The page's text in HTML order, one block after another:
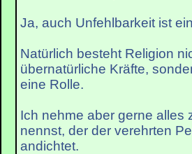
Ja, auch Unfehlbarkeit ist
Natürlich besteht Religion
übernatürliche Kräfte,
eine Rolle.
Ich nehme aber gerne alles
nennst, der der verehrten
andichtet.